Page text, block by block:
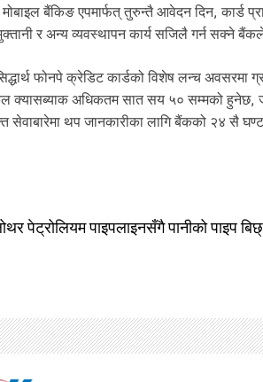
मोबाइल बैंकिङ एपमार्फत् तुरुन्तै आवेदन दिन, कार्ड
र अन्य व्यवस्थापन कार्य सजिलै गर्न सक्ने
फोनपे क्रेडिट कार्डको विशेष लन्च अवसरमा
क्यासब्याक अधिकतम सात सय ५० सम्मको
सेवाबारेमा थप जानकारीका लागि बैंकको २४ सै
पेट्रोलियम पाइपलाइनसँगै पानीको पाइप